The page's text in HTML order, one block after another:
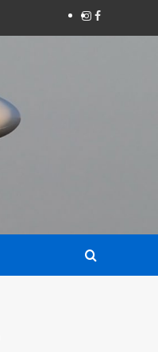
Instagram
Facebook